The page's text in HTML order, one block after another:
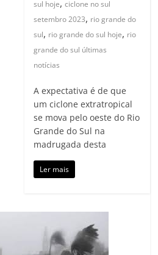
sul hoje,ciclone no sul
setembro 2023, rio grande do
sul, rio grande do sul hoje, rio
grande do sul últimas
notícias
A expectativa é de que
um ciclone extratropical
se mova pelo oeste do Rio
Grande do Sul na
madrugada desta
Ler mais